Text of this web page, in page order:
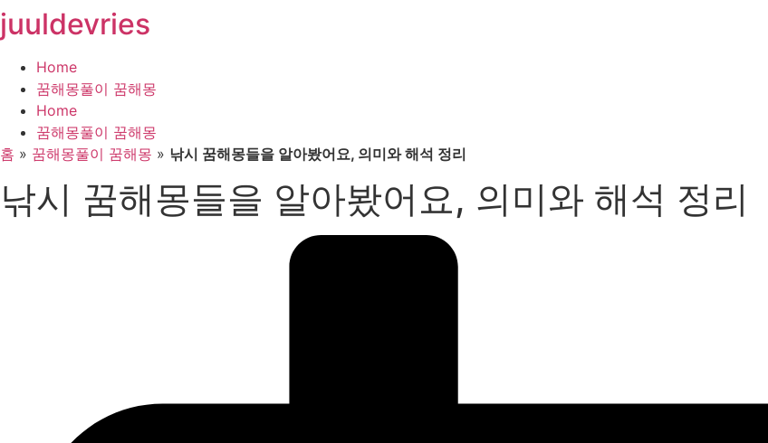
콘
텐
뛰
juuldevries
Home
꿈해몽풀이 꿈해몽
Home
꿈해몽풀이 꿈해몽
홈 » 꿈해몽풀이 꿈해몽 » 낚시 꿈해몽들을 알아봤어요, 의미와 해석 정리
낚시 꿈해몽들을 알아봤어요, 의미와 해석 정리